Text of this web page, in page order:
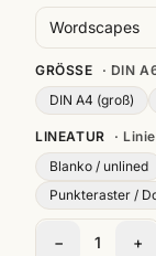
Wordscapes
GRÖSSE · DIN
DIN A4 (groß)
LINEATUR ·
Blanko / unlined
Punkteraster /
− 1 +